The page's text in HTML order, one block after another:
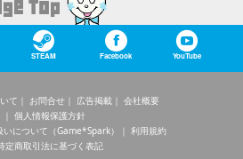
STEAM Facebook YouTube
て お問合せ 広告掲載
会社概要
個人情報保護方針
について（Game*Spark）
利用規約
定商取引法に基づく表記